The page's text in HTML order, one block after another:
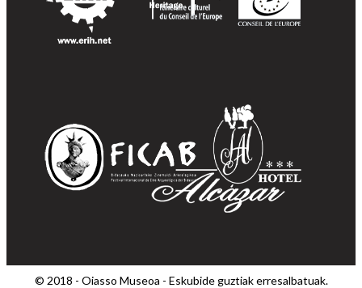
© 2018 - Oiasso Museoa - Eskubide guztiak erresalbatuak.